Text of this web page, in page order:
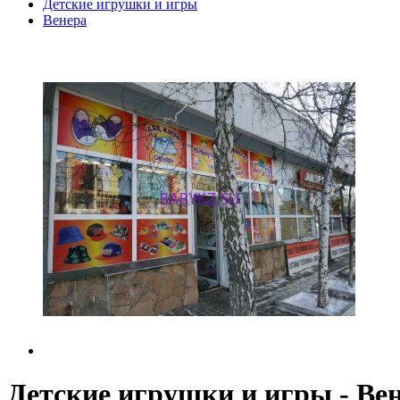
Детские игрушки и игры
Венера